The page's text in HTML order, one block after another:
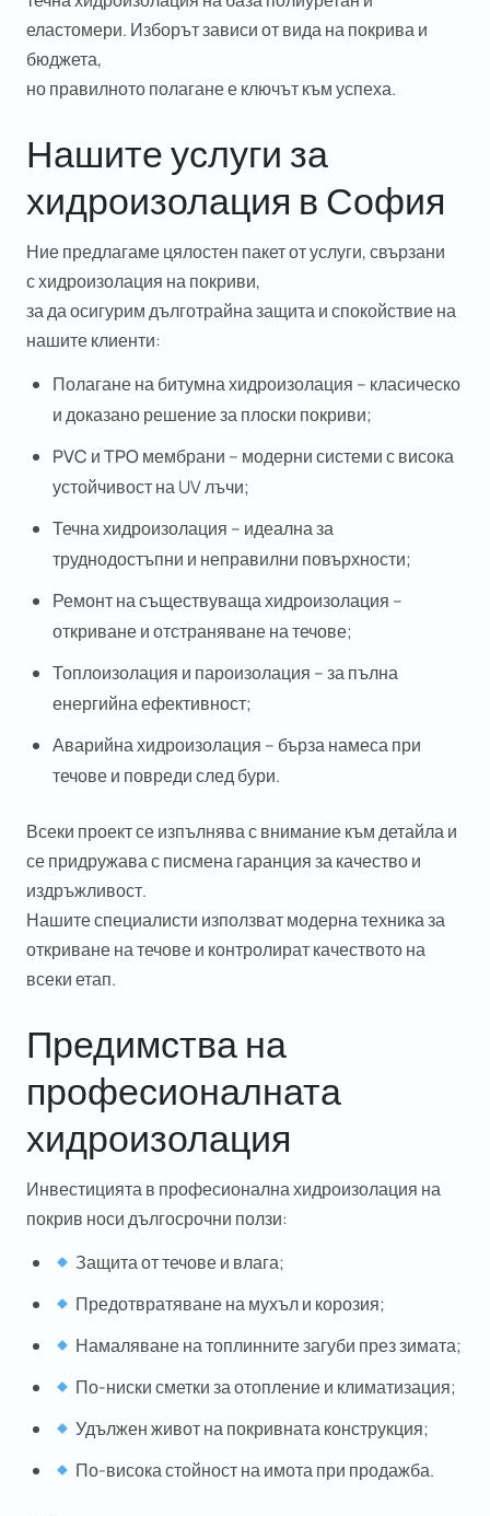
еластомери. Изборът зависи от вида на покрива и
бюджета,
но правилното полагане е ключът към успеха.
Нашите услуги за
хидроизолация в София
Ние предлагаме цялостен пакет от услуги, свързани
схидроизолация на покриви,
за да осигурим дълготрайна защита и спокойствие на
нашите клиенти:
Полагане на битумна хидроизолация – класическо
и доказано решение за плоски покриви;
PVC и TPO мембрани – модерни системи с висока
устойчивост на UV лъчи;
Течна хидроизолация – идеална за
труднодостъпни и неправилни повърхности;
Ремонт на съществуваща хидроизолация –
откриване и отстраняване на течове;
Топлоизолация и пароизолация – за пълна
енергийна ефективност;
Аварийна хидроизолация – бърза намеса при
течове и повреди след бури.
Всеки проект се изпълнява с внимание към детайла и
се придружава списмена гаранцияза качество и
издръжливост.
Нашите специалисти използват модерна техника за
откриване на течове и контролират качеството на
всеки етап.
Предимства на
професионалната
хидроизолация
Инвестицията в професионалнахидроизолация на
покрив носи дългосрочни ползи:
Защита от течове и влага;
Предотвратяване на мухъл и корозия;
Намаляване на топлинните загуби през зимата;
По-ниски сметки за отопление и климатизация;
Удължен живот на покривната конструкция;
По-висока стойност на имота при продажба.